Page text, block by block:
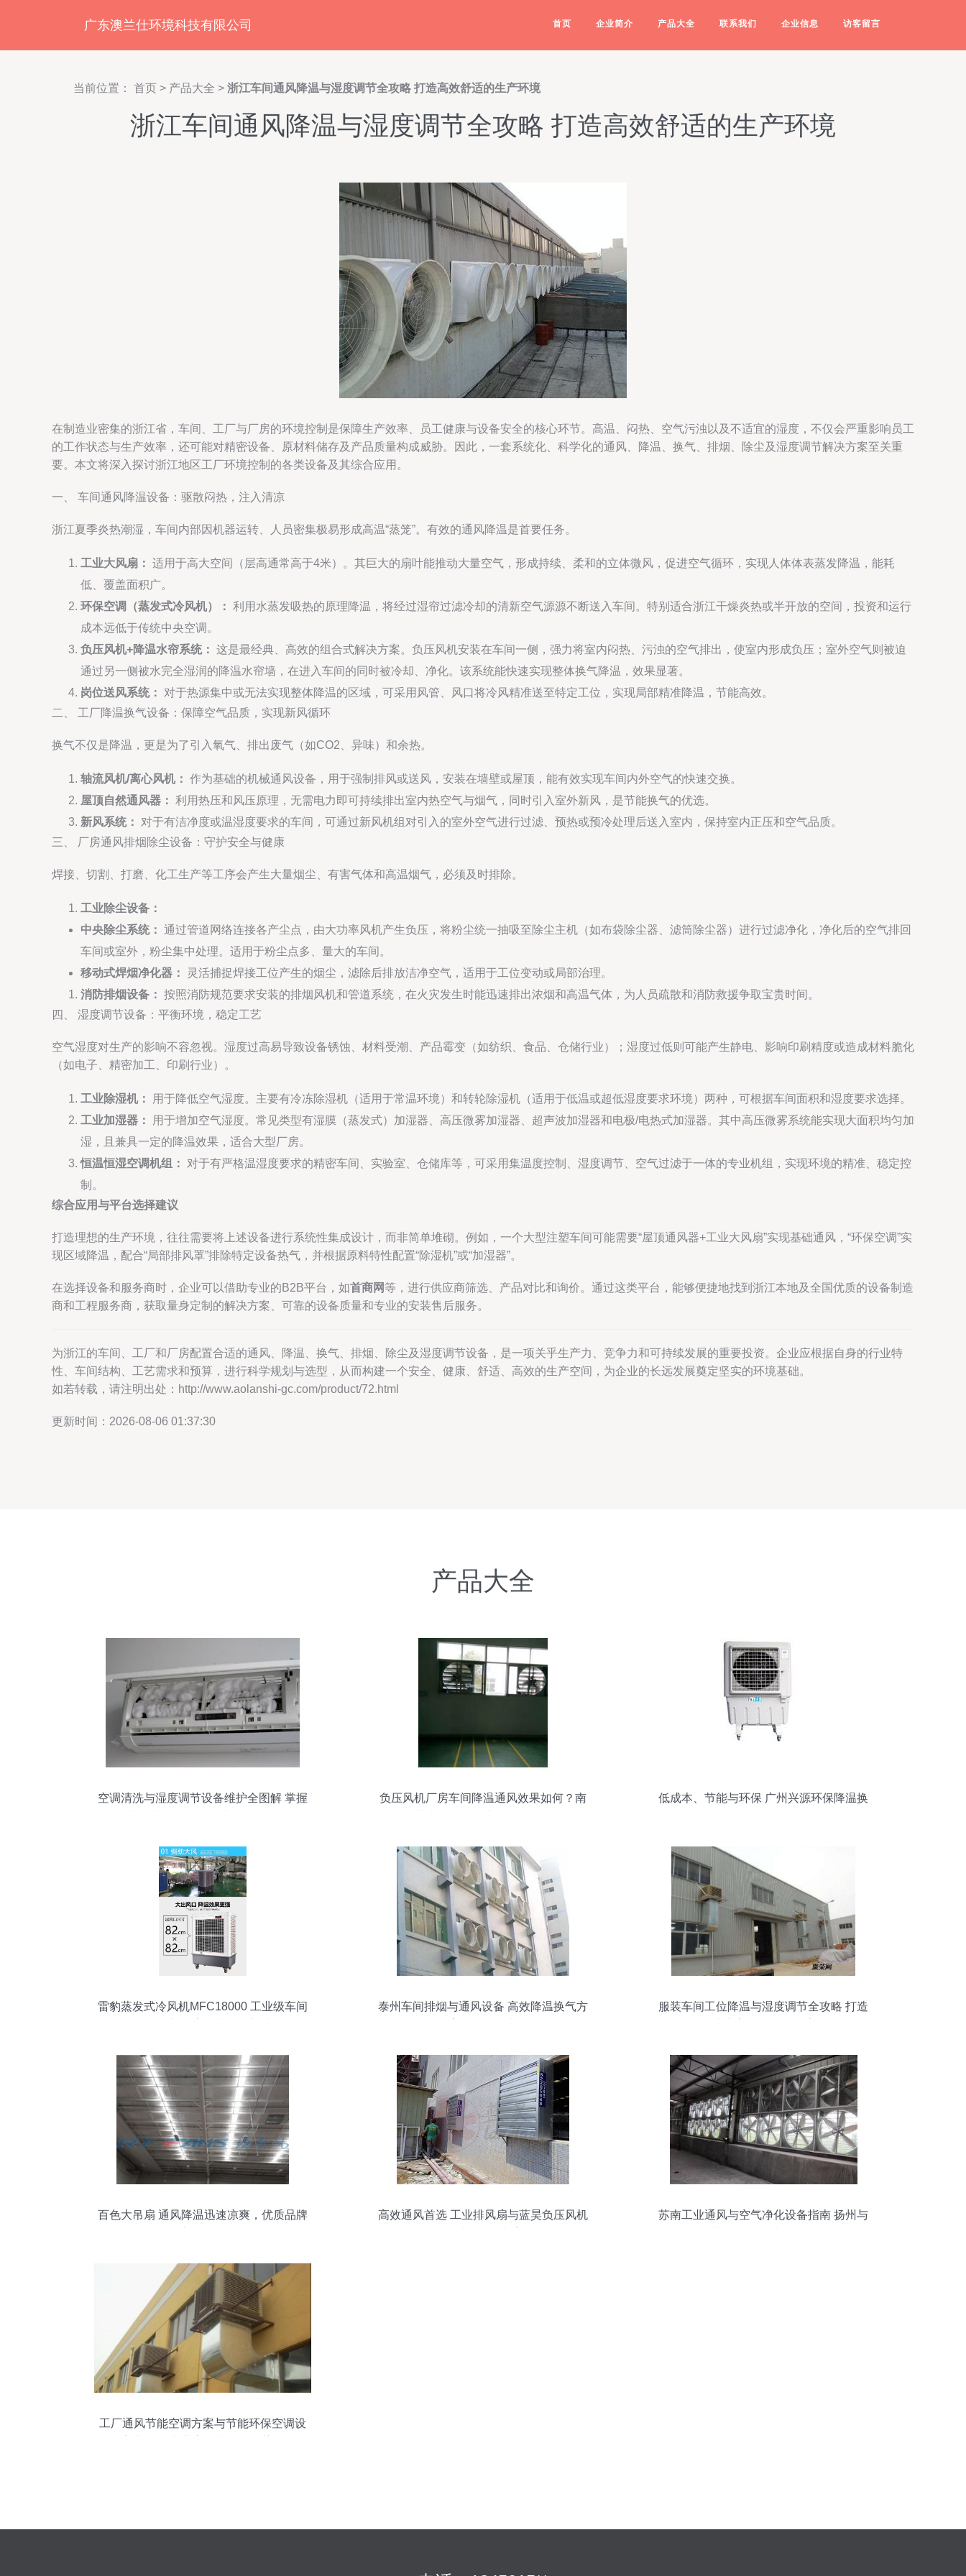
广东澳兰仕环境科技有限公司 首页 企业简介 产品大全 联系我们 企业信息 访客留言
当前位置： 首页 > 产品大全 > 浙江车间通风降温与湿度调节全攻略 打造高效舒适的生产环境
浙江车间通风降温与湿度调节全攻略 打造高效舒适的生产环境
在制造业密集的浙江省，车间、工厂与厂房的环境控制是保障生产效率、员工健康与设备安全的核心环节。高温、闷热、空气污浊以及不适宜的湿度，不仅会严重影响员工
的工作状态与生产效率，还可能对精密设备、原材料储存及产品质量构成威胁。因此，一套系统化、科学化的通风、降温、换气、排烟、除尘及湿度调节解决方案至关重
要。本文将深入探讨浙江地区工厂环境控制的各类设备及其综合应用。
一、 车间通风降温设备：驱散闷热，注入清凉
浙江夏季炎热潮湿，车间内部因机器运转、人员密集极易形成高温“蒸笼”。有效的通风降温是首要任务。
工业大风扇： 适用于高大空间（层高通常高于4米）。其巨大的扇叶能推动大量空气，形成持续、柔和的立体微风，促进空气循环，实现人体体表蒸发降温，能耗
低、覆盖面积广。
环保空调（蒸发式冷风机）： 利用水蒸发吸热的原理降温，将经过湿帘过滤冷却的清新空气源源不断送入车间。特别适合浙江干燥炎热或半开放的空间，投资和运行
成本远低于传统中央空调。
负压风机+降温水帘系统： 这是最经典、高效的组合式解决方案。负压风机安装在车间一侧，强力将室内闷热、污浊的空气排出，使室内形成负压；室外空气则被迫
通过另一侧被水完全湿润的降温水帘墙，在进入车间的同时被冷却、净化。该系统能快速实现整体换气降温，效果显著。
岗位送风系统：
对于热源集中或无法实现整体降温的区域，可采用风管、风口将冷风精准送至特定工位，实现局部精准降温，节能高效。
二、 工厂降温换气设备：保障空气品质，实现新风循环
换气不仅是降温，更是为了引入氧气、排出废气（如CO2、异味）和余热。
轴流风机/离心风机： 作为基础的机械通风设备，用于强制排风或送风，安装在墙壁或屋顶，能有效实现车间内外空气的快速交换。
屋顶自然通风器： 利用热压和风压原理，无需电力即可持续排出室内热空气与烟气，同时引入室外新风，是节能换气的优选。
新风系统：
对于有洁净度或温湿度要求的车间，可通过新风机组对引入的室外空气进行过滤、预热或预冷处理后送入室内，保持室内正压和空气品质。
三、 厂房通风排烟除尘设备：守护安全与健康
焊接、切割、打磨、化工生产等工序会产生大量烟尘、有害气体和高温烟气，必须及时排除。
工业除尘设备：
中央除尘系统： 通过管道网络连接各产尘点，由大功率风机产生负压，将粉尘统一抽吸至除尘主机（如布袋除尘器、滤筒除尘器）进行过滤净化，净化后的空气排回
车间或室外，粉尘集中处理。适用于粉尘点多、量大的车间。
移动式焊烟净化器：
灵活捕捉焊接工位产生的烟尘，滤除后排放洁净空气，适用于工位变动或局部治理。
消防排烟设备： 按照消防规范要求安装的排烟风机和管道系统，在火灾发生时能迅速排出浓烟和高温气体，为人员疏散和消防救援争取宝贵时间。
四、 湿度调节设备：平衡环境，稳定工艺
空气湿度对生产的影响不容忽视。湿度过高易导致设备锈蚀、材料受潮、产品霉变（如纺织、食品、仓储行业）；湿度过低则可能产生静电、影响印刷精度或造成材料脆化
（如电子、精密加工、印刷行业）。
工业除湿机：
用于降低空气湿度。主要有冷冻除湿机（适用于常温环境）和转轮除湿机（适用于低温或超低湿度要求环境）两种，可根据车间面积和湿度要求选择。
工业加湿器：
用于增加空气湿度。常见类型有湿膜（蒸发式）加湿器、高压微雾加湿器、超声波加湿器和电极/电热式加湿器。其中高压微雾系统能实现大面积均匀加
湿，且兼具一定的降温效果，适合大型厂房。
恒温恒湿空调机组：
对于有严格温湿度要求的精密车间、实验室、仓储库等，可采用集温度控制、湿度调节、空气过滤于一体的专业机组，实现环境的精准、稳定控
制。
综合应用与平台选择建议
打造理想的生产环境，往往需要将上述设备进行系统性集成设计，而非简单堆砌。例如，一个大型注塑车间可能需要“屋顶通风器+工业大风扇”实现基础通风，“环保空调”实
现区域降温，配合“局部排风罩”排除特定设备热气，并根据原料特性配置“除湿机”或“加湿器”。
在选择设备和服务商时，企业可以借助专业的B2B平台，如首商网 等，进行供应商筛选、产品对比和询价。通过这类平台，能够便捷地找到浙江本地及全国优质的设备制造
商和工程服务商，获取量身定制的解决方案、可靠的设备质量和专业的安装售后服务。
为浙江的车间、工厂和厂房配置合适的通风、降温、换气、排烟、除尘及湿度调节设备，是一项关乎生产力、竞争力和可持续发展的重要投资。企业应根据自身的行业特
性、车间结构、工艺需求和预算，进行科学规划与选型，从而构建一个安全、健康、舒适、高效的生产空间，为企业的长远发展奠定坚实的环境基础。
如若转载，请注明出处：http://www.aolanshi-gc.com/product/72.html
更新时间：2026-08-06 01:37:30
产品大全
空调清洗与湿度调节设备维护全图解 掌握
负压风机厂房车间降温通风效果如何？南
低成本、节能与环保 广州兴源环保降温换
雷豹蒸发式冷风机MFC18000 工业级车间
泰州车间排烟与通风设备 高效降温换气方
服装车间工位降温与湿度调节全攻略 打造
百色大吊扇 通风降温迅速凉爽，优质品牌
高效通风首选 工业排风扇与蓝昊负压风机
苏南工业通风与空气净化设备指南 扬州与
工厂通风节能空调方案与节能环保空调设